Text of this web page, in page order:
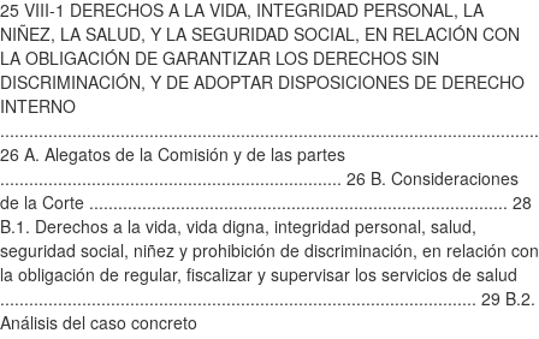
25 VIII-1 DERECHOS A LA VIDA, INTEGRIDAD PERSONAL, LA
NIÑEZ, LA SALUD, Y LA SEGURIDAD SOCIAL, EN RELACIÓN CON
LA OBLIGACIÓN DE GARANTIZAR LOS DERECHOS SIN
DISCRIMINACIÓN, Y DE ADOPTAR DISPOSICIONES DE DERECHO
INTERNO
26 A. Alegatos de la Comisión y de las partes
....................................................................... 26 B. Consideraciones
de la Corte ....................................................................................... 28
B.1. Derechos a la vida, vida digna, integridad personal, salud,
seguridad social, niñez y prohibición de discriminación, en relación con
la obligación de regular, fiscalizar y supervisar los servicios de salud
................................................................................................... 29 B.2.
Análisis del caso concreto